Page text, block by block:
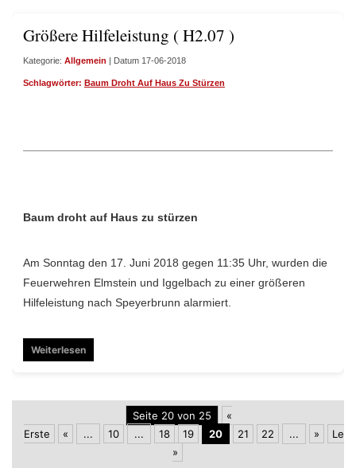
Größere Hilfeleistung ( H2.07 )
Kategorie: Allgemein | Datum 17-06-2018
Schlagwörter: Baum Droht Auf Haus Zu Stürzen
Baum droht auf Haus zu stürzen
Am Sonntag den 17. Juni 2018 gegen 11:35 Uhr, wurden die
Feuerwehren Elmstein und Iggelbach zu einer größeren
Hilfeleistung nach Speyerbrunn alarmiert.
Weiterlesen
Seite 20 von 25
«
Erste
« ... 10 ... 18 19 20 21 22 ... »
»